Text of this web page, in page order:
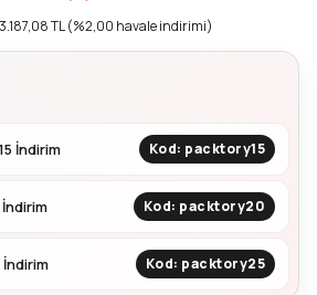
Geri Dönüştürülebilir Doypack
3.187,08 TL (%2,00 havale indirimi)
İndirim Kod: packtory15
Kod: packtory20
Kod: packtory25